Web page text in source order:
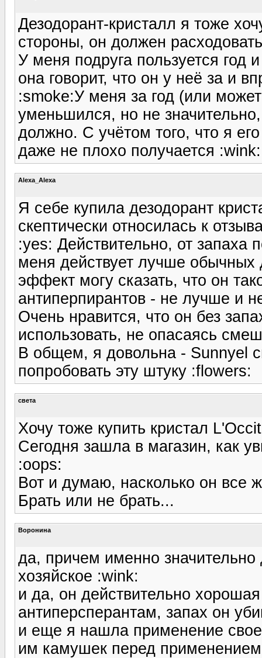
Дезодорант-кристалл я тоже
стороны, он должен
У меня подруга пользуется год
она говорит, что он у неё за и
:smoke:У меня за год (или
уменьшился, но не
должно. С учётом того, что я
даже не плохо получается :wink:
Alexa_Alexa
Я себе купила дезодорант
скептически относилась к
:yes: Действительно, от запаха
меня действует лучше обычных
эффект могу сказать, что он
антиперпирантов - не лучше и
Очень нравится, что он без
использовать, не опасаясь
В общем, я довольна - Sunnyel
попробовать эту штуку :flowers:
света
Хочу тоже купить кристал
Сегодня зашла в магазин, как
:oops:
Вот и думаю, насколько он все
Брать или не брать...
Воронина
да, причем именно
хозяйское :wink:
и да, он действительно
антиперсперантам, запах он
и еще я нашла применение
им камушек перед